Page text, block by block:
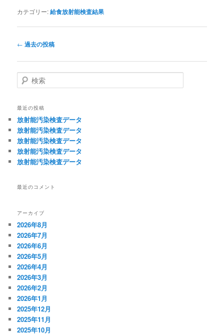
カテゴリー:給食放射能検査結果
投
ナ
ビ
ゲ
シ
ョ
ン
← 過去の投稿
検
索
最近の投稿
放射能汚染検査データ
放射能汚染検査データ
放射能汚染検査データ
放射能汚染検査データ
放射能汚染検査データ
最近のコメント
アーカイブ
2026年8月
2026年7月
2026年6月
2026年5月
2026年4月
2026年3月
2026年2月
2026年1月
2025年12月
2025年11月
2025年10月